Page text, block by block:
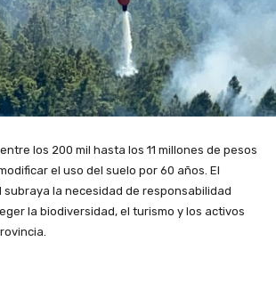
los 200 mil hasta los 11 millones de pesos
el uso del suelo por 60 años. El
subraya la necesidad de responsabilidad
la biodiversidad, el turismo y los activos